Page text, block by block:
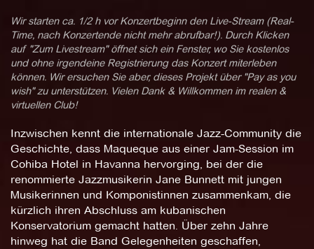
Wir starten ca. 1/2 h vor Konzertbeginn den Live-Stream (Real-
Time, nach Konzertende nicht mehr abrufbar!). Durch Klicken
auf "Zum Livestream" öffnet sich ein Fenster, wo Sie kostenlos
und ohne irgendeine Registrierung das Konzert miterleben
können. Wir ersuchen Sie aber, dieses Projekt über "Pay as you
wish" zu unterstützen. Vielen Dank & Willkommen im realen &
virtuellen Club!
Inzwischen kennt die internationale Jazz-Community die
Geschichte, dass Maqueque aus einer Jam-Session im
Cohiba Hotel in Havanna hervorging, bei der die
renommierte Jazzmusikerin Jane Bunnett mit jungen
Musikerinnen und Komponistinnen zusammenkam, die
kürzlich ihren Abschluss am kubanischen
Konservatorium gemacht hatten. Über zehn Jahre
hinweg hat die Band Gelegenheiten geschaffen,